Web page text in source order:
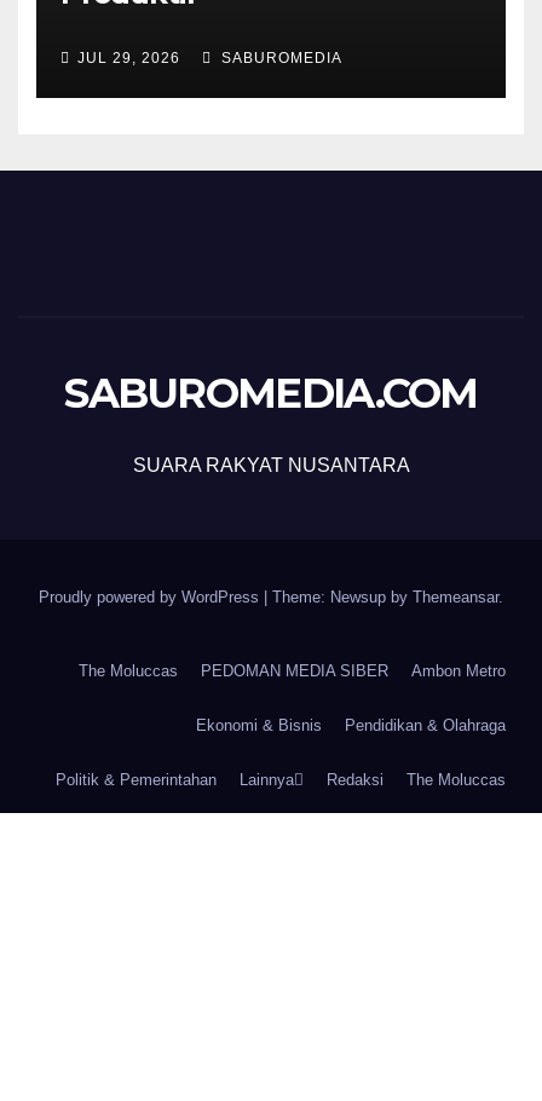
JUL 29, 2026 SABUROMEDIA
SABUROMEDIA.COM
SUARA RAKYAT NUSANTARA
Proudly powered by WordPress Theme: Newsup by Themeansar.
The Moluccas PEDOMAN MEDIA SIBER Ambon Metro
Ekonomi & Bisnis Pendidikan & Olahraga
Politik & Pemerintahan Lainnya Redaksi The Moluccas